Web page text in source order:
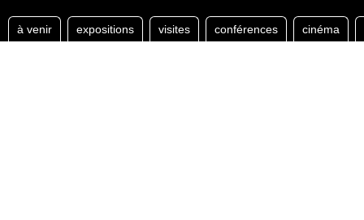
à venir expositions visites conférences cinéma